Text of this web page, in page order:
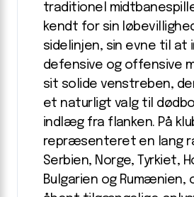
traditionel
kendt for sin
sidelinjen, sin evne til at
defensive og offensive
sit solide venstreben,
et naturligt valg til
indlæg fra flanken. På
repræsenteret en lang
Serbien, Norge, Tyrkiet,
Bulgarien og Rumænien,